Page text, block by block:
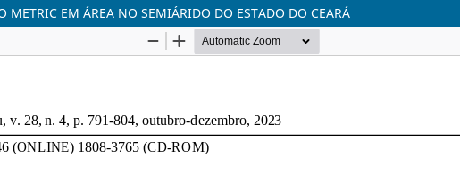
METRIC EM ÁREA NO SEMIÁRIDO DO ESTADO DO CEARÁ